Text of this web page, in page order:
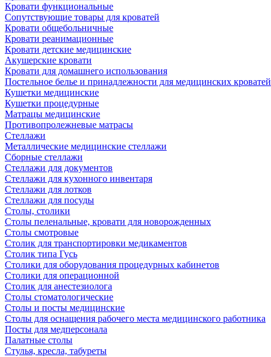
Кровати функциональные
Сопутствующие товары для кроватей
Кровати общебольничные
Кровати реанимационные
Кровати детские медицинские
Акушерские кровати
Кровати для домашнего использования
Постельное белье и принадлежности для медицинских кроватей
Кушетки медицинские
Кушетки процедурные
Матрацы медицинские
Противопролежневые матрасы
Стеллажи
Металлические медицинские стеллажи
Сборные стеллажи
Стеллажи для документов
Стеллажи для кухонного инвентаря
Стеллажи для лотков
Стеллажи для посуды
Столы, столики
Столы пеленальные, кровати для новорожденных
Столы смотровые
Столик для транспортировки медикаментов
Столик типа Гусь
Столики для оборудования процедурных кабинетов
Столики для операционной
Столик для анестезиолога
Столы стоматологические
Столы и посты медицинские
Столы для оснащения рабочего места медицинского работника
Посты для медперсонала
Палатные столы
Стулья, кресла, табуреты